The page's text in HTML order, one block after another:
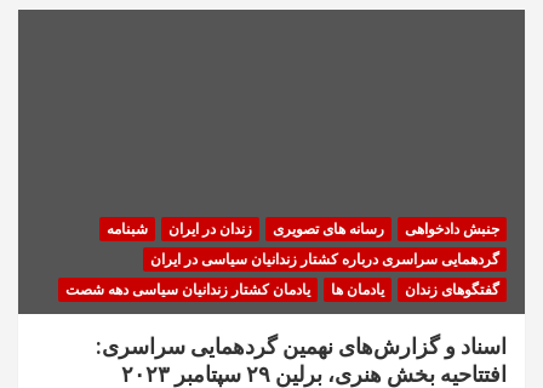
جنبش دادخواهی رسانه های تصویری زندان در ایران
شبنامه
گردهمایی سراسری درباره کشتار زندانیان سیاسی در ایران
گفتگوهای زندان
یادمان ها یادمان کشتار زندانیان سیاسی دهه شصت
اسناد و گزارش‌های نهمین گردهمایی سراسری:
افتتاحیه بخش هنری، برلین ۲۹ سپتامبر ۲۰۲۳